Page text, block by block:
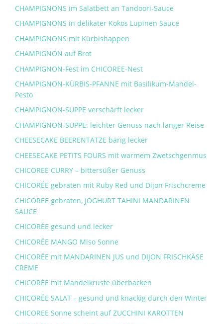
CHAMPIGNONS im Salatbett an Tandoori-Sauce
CHAMPIGNONS in delikater Kokos Lupinen Sauce
CHAMPIGNONS mit Kürbishappen
CHAMPIGNON auf Brot
CHAMPIGNON-Fest im CHICOREE-Nest
CHAMPIGNON-KÜRBIS-PFANNE mit Basilikum-Mandel-
Pesto
CHAMPIGNON-SUPPE verschärft lecker
CHAMPIGNON-SUPPE: leichter Genuss nach langer Reise
CHEESECAKE BEERENTATZE bärig lecker
CHEESECAKE PETITS FOURS mit warmem Zwetschgenmus
CHICOREE CURRY – bittersüßer Genuss
CHICORÉE gebraten mit Ruby Red und Dijon Frischcreme
CHICOREE gebraten, JOGHURT TAHINI MANDARINEN
SAUCE
CHICORÉE gesund und lecker
CHICORÉE MANGO Miso Sonne
CHICORÉE mit MANDARINEN JUS und DIJON FRISCHKÄSE
CREME
CHICORÉE mit Mandelkruste überbacken
CHICORÉE SALAT – gesund und knackig durch den Winter
CHICOREE Sonne scheint auf ZUCCHINI KAROTTEN